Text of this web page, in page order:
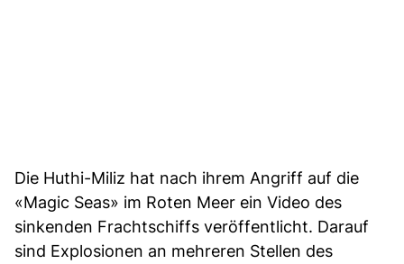
Die Huthi-Miliz hat nach ihrem Angriff auf die
«Magic Seas» im Roten Meer ein Video des
sinkenden Frachtschiffs veröffentlicht. Darauf
sind Explosionen an mehreren Stellen des